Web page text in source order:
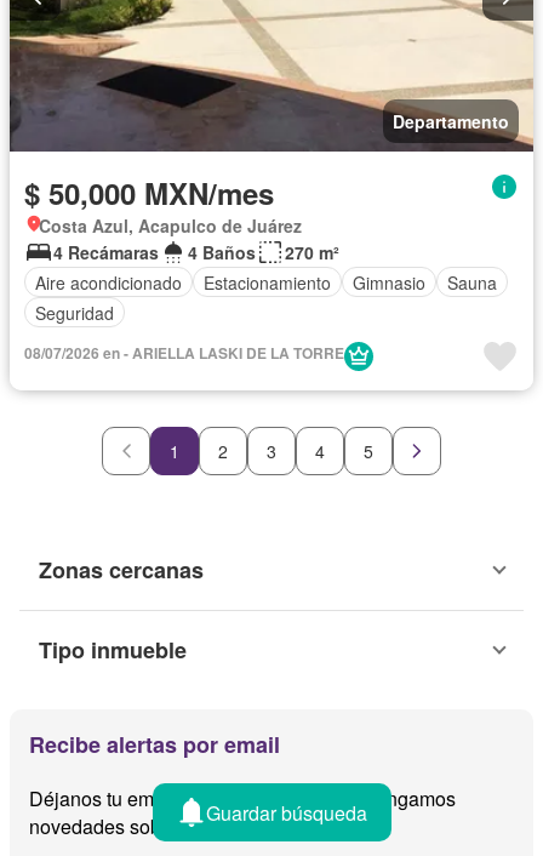
Departamento
$ 50,000 MXN/mes
Costa Azul, Acapulco de Juárez
4 Recámaras
4 Baños
270 m²
Aire acondicionado
Estacionamiento Gimnasio
Sauna
Seguridad
08/07/2026 en - ARIELLA LASKI DE LA TORRE
1 2 3 4 5
Zonas cercanas
Tipo inmueble
Recibe alertas por email
Déjanos tu email y te avisamos cuando tengamos
novedades sobre
Guardar búsqueda